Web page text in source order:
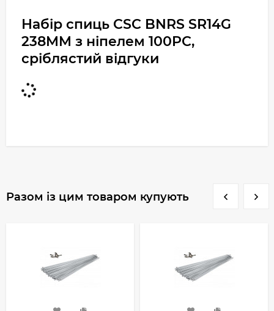
Набір спиць CSC BNRS SR14G
238MM з ніпелем 100PC,
сріблястий відгуки
Разом із цим товаром купують